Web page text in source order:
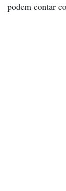
podem contar